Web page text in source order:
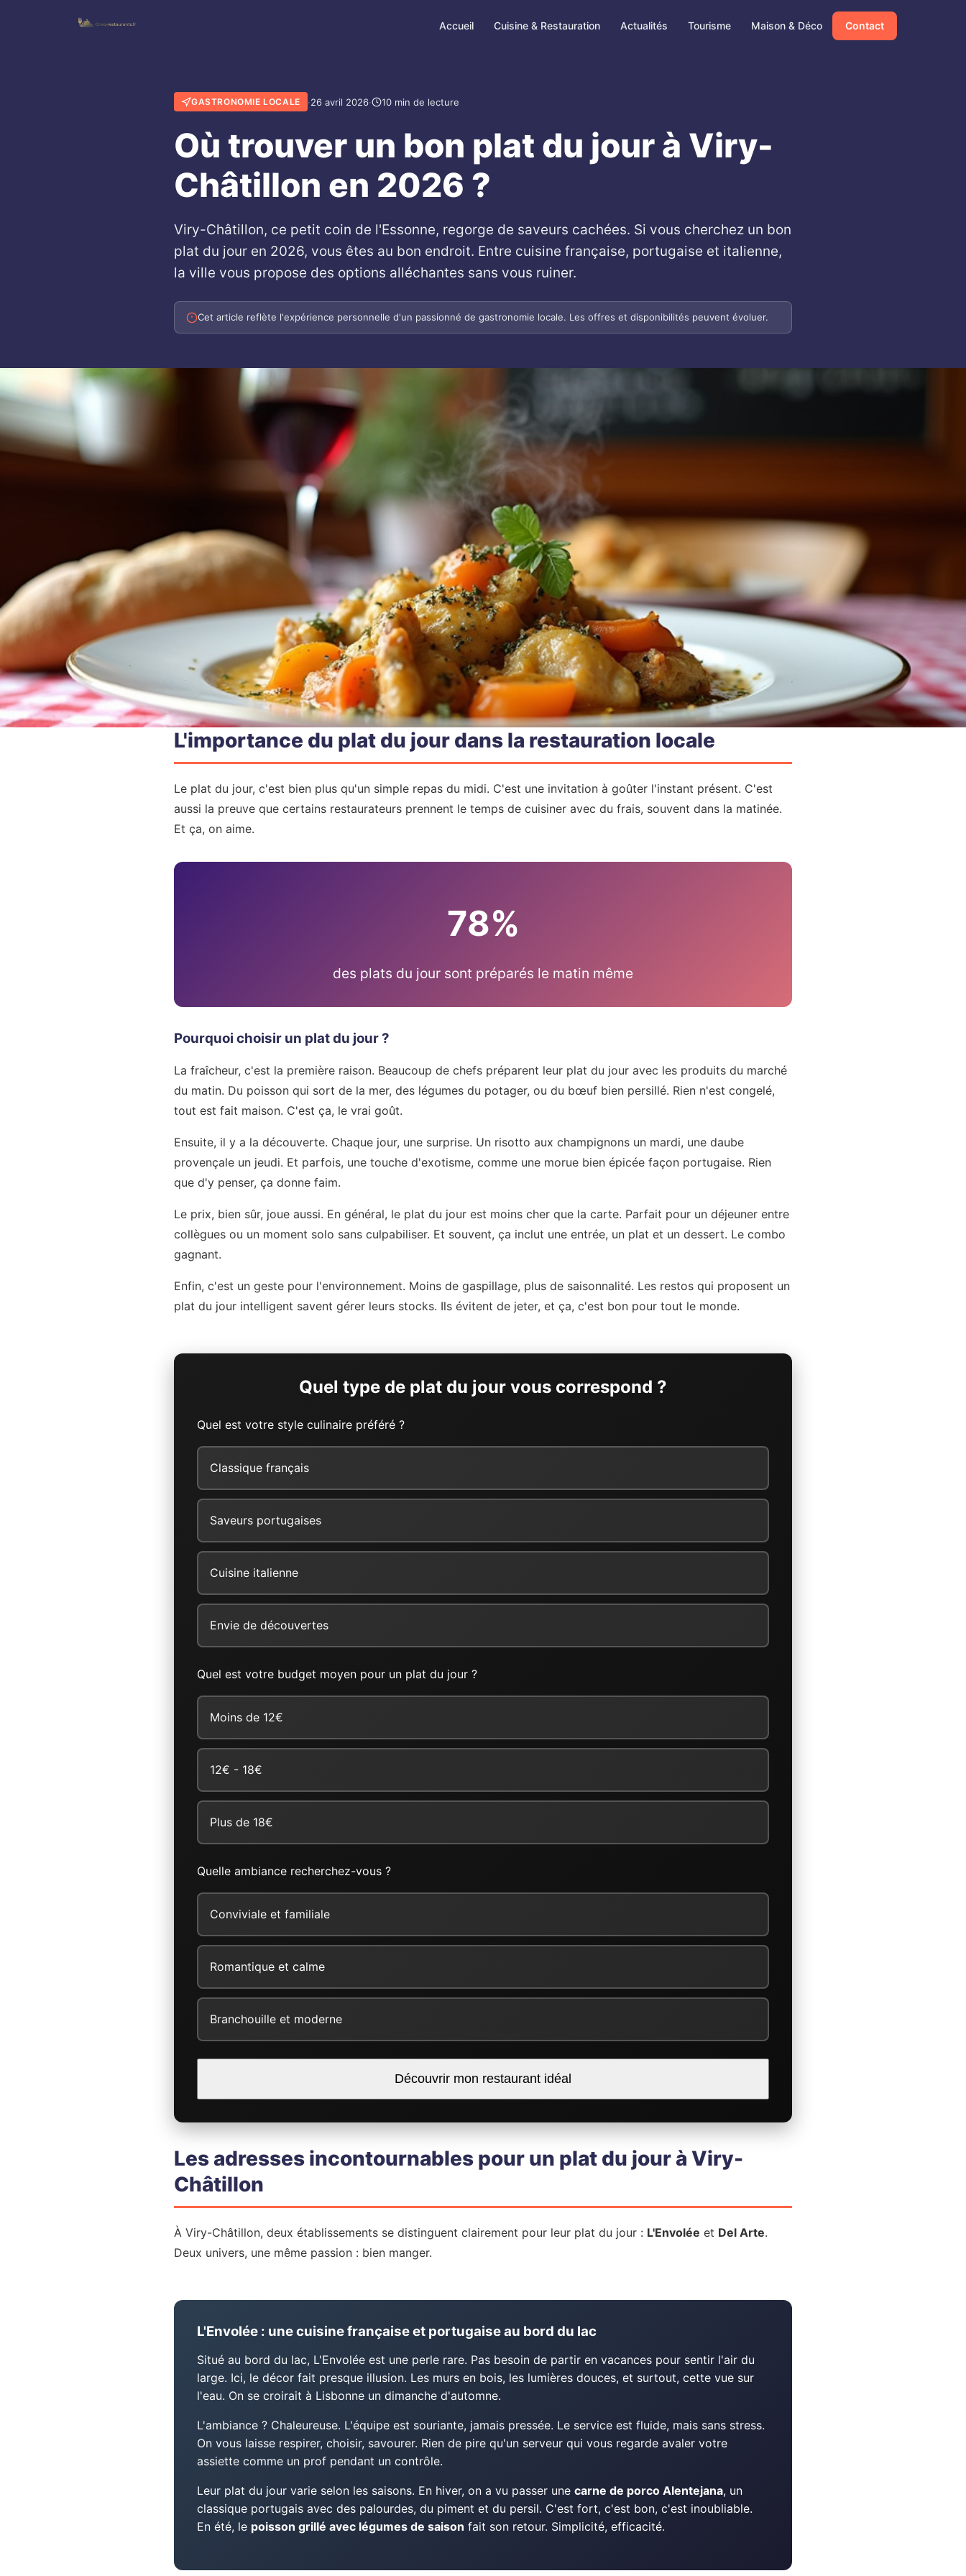
Accueil Cuisine & Restauration Actualités Tourisme Maison & Déco Contact
GASTRONOMIE LOCALE ·26 avril 2026· 10 min de lecture
Où trouver un bon plat du jour à Viry-
Châtillon en 2026 ?
Viry-Châtillon, ce petit coin de l'Essonne, regorge de saveurs cachées. Si vous cherchez un bon
plat du jour en 2026, vous êtes au bon endroit. Entre cuisine française, portugaise et italienne,
la ville vous propose des options alléchantes sans vous ruiner.
Cet article reflète l'expérience personnelle d'un passionné de gastronomie locale. Les offres et disponibilités peuvent évoluer.
L'importance du plat du jour dans la restauration locale
Le plat du jour, c'est bien plus qu'un simple repas du midi. C'est une invitation à goûter l'instant présent. C'est
aussi la preuve que certains restaurateurs prennent le temps de cuisiner avec du frais, souvent dans la matinée.
Et ça, on aime.
78%
des plats du jour sont préparés le matin même
Pourquoi choisir un plat du jour ?
La fraîcheur, c'est la première raison. Beaucoup de chefs préparent leur plat du jour avec les produits du marché
du matin. Du poisson qui sort de la mer, des légumes du potager, ou du bœuf bien persillé. Rien n'est congelé,
tout est fait maison. C'est ça, le vrai goût.
Ensuite, il y a la découverte. Chaque jour, une surprise. Un risotto aux champignons un mardi, une daube
provençale un jeudi. Et parfois, une touche d'exotisme, comme une morue bien épicée façon portugaise. Rien
que d'y penser, ça donne faim.
Le prix, bien sûr, joue aussi. En général, le plat du jour est moins cher que la carte. Parfait pour un déjeuner entre
collègues ou un moment solo sans culpabiliser. Et souvent, ça inclut une entrée, un plat et un dessert. Le combo
gagnant.
Enfin, c'est un geste pour l'environnement. Moins de gaspillage, plus de saisonnalité. Les restos qui proposent un
plat du jour intelligent savent gérer leurs stocks. Ils évitent de jeter, et ça, c'est bon pour tout le monde.
Quel type de plat du jour vous correspond ?
Quel est votre style culinaire préféré ?
Classique français
Saveurs portugaises
Cuisine italienne
Envie de découvertes
Quel est votre budget moyen pour un plat du jour ?
Moins de 12€
12€ - 18€
Plus de 18€
Quelle ambiance recherchez-vous ?
Conviviale et familiale
Romantique et calme
Branchouille et moderne
Découvrir mon restaurant idéal
Les adresses incontournables pour un plat du jour à Viry-
Châtillon
À Viry-Châtillon, deux établissements se distinguent clairement pour leur plat du jour : L'Envolée et Del Arte.
Deux univers, une même passion : bien manger.
L'Envolée : une cuisine française et portugaise au bord du lac
Situé au bord du lac, L'Envolée est une perle rare. Pas besoin de partir en vacances pour sentir l'air du
large. Ici, le décor fait presque illusion. Les murs en bois, les lumières douces, et surtout, cette vue sur
l'eau. On se croirait à Lisbonne un dimanche d'automne.
L'ambiance ? Chaleureuse. L'équipe est souriante, jamais pressée. Le service est fluide, mais sans stress.
On vous laisse respirer, choisir, savourer. Rien de pire qu'un serveur qui vous regarde avaler votre
assiette comme un prof pendant un contrôle.
Leur plat du jour varie selon les saisons. En hiver, on a vu passer une carne de porco Alentejana, un
classique portugais avec des palourdes, du piment et du persil. C'est fort, c'est bon, c'est inoubliable.
En été, le poisson grillé avec légumes de saison fait son retour. Simplicité, efficacité.